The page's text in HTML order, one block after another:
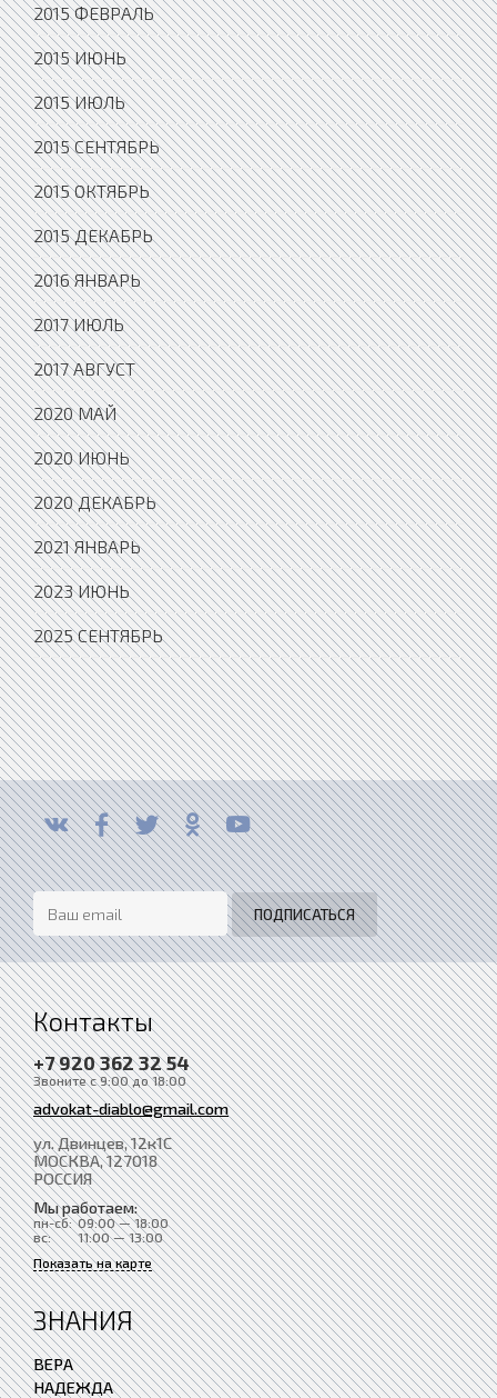
2015 ФЕВРАЛЬ
2015 ИЮНЬ
2015 ИЮЛЬ
2015 СЕНТЯБРЬ
2015 ОКТЯБРЬ
2015 ДЕКАБРЬ
2016 ЯНВАРЬ
2017 ИЮЛЬ
2017 АВГУСТ
2020 МАЙ
2020 ИЮНЬ
2020 ДЕКАБРЬ
2021 ЯНВАРЬ
2023 ИЮНЬ
2025 СЕНТЯБРЬ
Контакты
+7 920 362 32 54
Звоните с 9:00 до 18:00
advokat-diablo@gmail.com
ул. Двинцев, 12к1С
МОСКВА, 127018
РОССИЯ
Мы работаем:
пн-сб: 09:00 — 18:00
вс:
11:00 — 13:00
Показать на карте
ЗНАНИЯ
ВЕРА
НАДЕЖДА